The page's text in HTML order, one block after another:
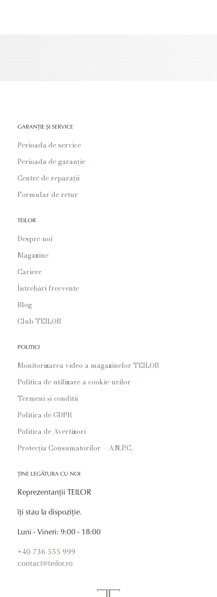
GARANȚIE ȘI SERVICE
Perioada de service
Perioada de garanție
Centre de reparații
Formular de retur
TEILOR
Despre noi
Magazine
Cariere
Întrebări frecvente
Blog
Club TEILOR
POLITICI
Monitorizarea video a magazinelor TEILOR
Politica de utilizare a cookie-urilor
Termeni și conditii
Politica de GDPR
Politica de Avertizori
Protecția Consumatorilor – A.N.P.C.
ȚINE LEGĂTURA CU NOI
Reprezentanții TEILOR
îți stau la dispoziție.
Luni - Vineri: 9:00 - 18:00
+40 736 555 999
contact@teilor.ro